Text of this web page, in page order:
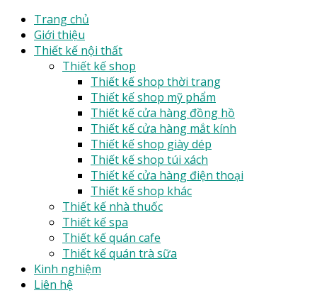
Trang chủ
Giới thiệu
Thiết kế nội thất
Thiết kế shop
Thiết kế shop thời trang
Thiết kế shop mỹ phẩm
Thiết kế cửa hàng đồng hồ
Thiết kế cửa hàng mắt kính
Thiết kế shop giày dép
Thiết kế shop túi xách
Thiết kế cửa hàng điện thoại
Thiết kế shop khác
Thiết kế nhà thuốc
Thiết kế spa
Thiết kế quán cafe
Thiết kế quán trà sữa
Kinh nghiệm
Liên hệ